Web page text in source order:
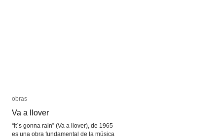
obras
Va a llover
“It´s gonna rain” (Va a llover), de 1965
es una obra fundamental de la música
obras
Va a llover